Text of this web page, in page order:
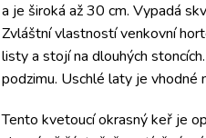
a je široká až 30 cm. Vypadá
Zvláštní vlastností venkovní
listy a stojí na dlouhých
podzimu. Uschlé laty je vhodné
Tento kvetoucí okrasný keř je